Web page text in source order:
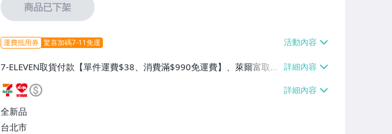
商品已下架
運費抵用券 驚喜加碼7-11免運
7-ELEVEN取貨付款【單件運費$38、消費滿$990免運費】、萊爾富取貨
付款【單件運費$60、消費滿$990免運費】、宅配/貨運【單件運費$8
0、消費滿$990免運費】
全新品
台北市